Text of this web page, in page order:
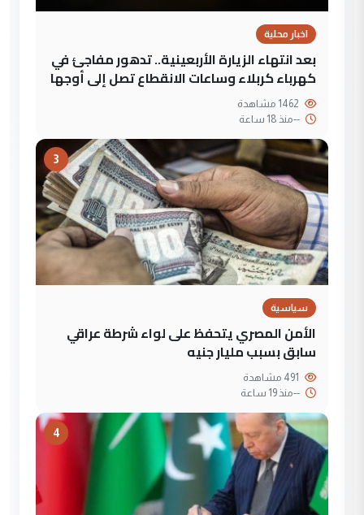
اخبار محلية
بعد انتهاء الزيارة الأربعينية.. تدهور مفاجئ في
كهرباء كربلاء وساعات الانقطاع تصل إلى أوجها
--منذ 18 ساعة
3
سياسية
الأمن المصري يتحفظ على لواء شرطة عراقي
سابق بسبب مليار جنيه
--منذ 19 ساعة
4